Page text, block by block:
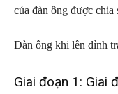
của đàn ông được chia
Đàn ông khi lên đỉnh
Giai đoạn 1: Giai